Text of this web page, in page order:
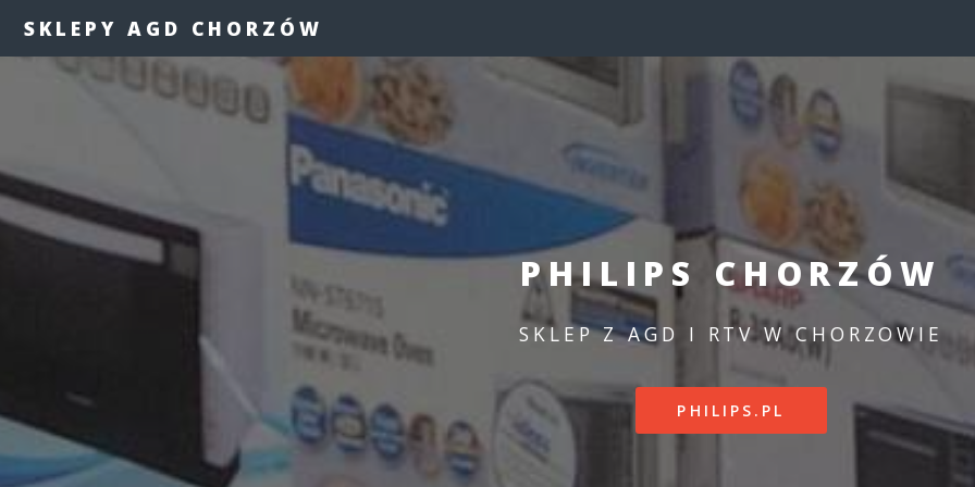
SKLEPY AGD CHORZÓW
PHILIPS CHORZÓW
SKLEP Z AGD I RTV W CHORZOWIE
PHILIPS.PL